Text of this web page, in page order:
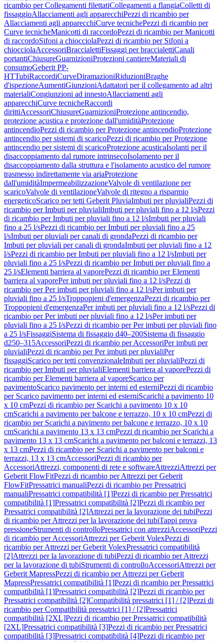
ricambio per Collegamenti filettatiCollegamenti a flangiaColletti di
fissaggioAllacciamenti agli apparecchiPezzi di ricambio per
Allacciamenti agli apparecchiCurve tecnichePezzi di ricambio per
Curve tecnicheManicotti di raccordoPezzi di ricambio per Manicotti
di raccordoSifoni a chiocciolaPezzi di ricambio per Sifoni a
chiocciolaAccessoriBraccialettiFissaggi per braccialettiCanali
portantiChiusureGuarnizioniProtezioni cantiereMateriali di
consumoGeberit PP-
HTTubiRaccordiCurveDiramazioniRiduzioniBraghe
d'ispezioneAumentiGiunzioniAdattatori per il collegamento ad altri
materialiCongiunzioni ad innestoAllacciamenti agli
apparecchiCurve tecnicheRaccordi
dirittiAccessoriChiusureGuarnizioniProtezione antincendio,
protezione acustica e protezione dall'umiditàProtezione
antincendioPezzi di ricambio per Protezione antincendioProtezione
antincendio per sistemi di scaricoPezzi di ricambio per Protezione
antincendio per sistemi di scaricoProtezione acusticaIsolanti per il
disaccoppiamento dal rumore intrinsecoIsolamento per il
disaccoppiamento dalla struttura e l'isolamento acustico del rumore
trasmesso indirettamente via ariaProtezione
dall'umiditàImpermeabilizzazioneValvole di ventilazione per
scaricoValvole di ventilazioneValvole di ritegno a risparmio
energeticoScarico per tetti Geberit PluviaImbuti per pluvialiPezzi di
ricambio per Imbuti per pluvialiImbuti per pluviali fino a 12 l/sPezzi
di ricambio per Imbuti per pluviali fino a 12 l/sImbuti per pluviali
fino a 25 l/sPezzi di ricambio per Imbuti per pluviali fino a 25
l/sImbuti per pluviali per canali di grondaPezzi di ricambio per
Imbuti per pluviali per canali di grondaImbuti per pluviali fino a 12
l/sPezzi di ricambio per Imbuti per pluviali fino a 12 l/sImbuti per
pluviali fino a 25 l/sPezzi di ricambio per Imbuti per pluviali fino a
25 l/sElementi barriera al vaporePezzi di ricambio per Elementi
barriera al vaporePer imbuti per pluviali fino a 12 l/sPezzi di
ricambio per Per imbuti per pluviali fino a 12 l/sPer imbuti per
pluviali fino a 25 l/sTroppopieni d'emergenzaPezzi di ricambio per
Troppopieni d'emergenzaPer imbuti per pluviali fino a 12 l/sPezzi di
ricambio per Per imbuti per pluviali fino a 12 l/sPer imbuti per
pluviali fino a 25 l/sPezzi di ricambio per Per imbuti per pluviali fino
a 25 l/sFissaggiSistema di fissaggio d40–200Sistema di fissaggio
d250–315AccessoriPezzi di ricambio per AccessoriPer imbuti per
pluvialiPezzi di ricambio per Per imbuti per pluvialiPer
fissaggiScarico per tetti convenzionaleImbuti per pluvialiPezzi di
ricambio per Imbuti per pluvialiElementi barriera al vaporePezzi di
ricambio per Elementi barriera al vaporeScarico per
pavimentoScarico pavimento per interni ed esterniPezzi di ricambio
per Scarico pavimento per interni ed esterniScarichi a pavimento 10
x 10 cmPezzi di ricambio per Scarichi a pavimento 10 x 10
cmScarichi a pavimento per balcone e terrazzo, 10 x 10 cmPezzi di
ricambio per Scarichi a pavimento per balcone e terrazzo, 10 x 10
cmScarichi a pavimento 13 x 13 cmPezzi di ricambio per Scarichi a
pavimento 13 x 13 cmScarichi a pavimento per balconi e terrazzi, 13
x 13 cmPezzi di ricambio per Scarichi a pavimento per balconi e
terrazzi, 13 x 13 cmAccessoriPezzi di ricambio per
AccessoriAttrezzi, componenti di rete e softwareAttrezziAttrezzi per
Geberit FlowFitPezzi di ricambio per Attrezzi per Geberit
FlowFitPressatrici manualiPezzi di ricambio per Pressatrici
manualiPressatrici compatibilità [1]Pezzi di ricambio per Pressatrici
compatibilità [1]Pressatrici compatibilità [2]Pezzi di ricambio per
Pressatrici compatibilità [2]Attrezzi per la lavorazione dei tubiPezzi
di ricambio per Attrezzi per la lavorazione dei tubiTappi prova
pressioneStrumenti di controlloPressatrici con attrezziAccessoriPezzi
di ricambio per AccessoriAttrezzi per Geberit VolexPezzi di
ricambio per Attrezzi per Geberit VolexPressatrici compatibilità
[2]Attrezzi per la lavorazione di tubiPezzi di ricambio per Attrezzi
per la lavorazione di tubiStrumenti di controlloAccessoriAttrezzi per
Geberit MapressPezzi di ricambio per Attrezzi per Geberit
MapressPressatrici compatibilità [1]Pezzi di ricambio per Pressatrici
compatibilità [1]Pressatrici compatibilità [2]Pezzi di ricambio per
Pressatrici compatibilità [2]Compatibilità pressatrici [1] / [2]Pezzi di
ricambio per Compatibilità pressatrici [1] / [2]Pressatrici
compatibilità [2XL]Pezzi di ricambio per Pressatrici compatibilità
[2XL]Pressatrici compatibilità [3]Pezzi di ricambio per Pressatrici
compatibilità [3]Pressatrici compatibilità [4]Pezzi di ricambio per